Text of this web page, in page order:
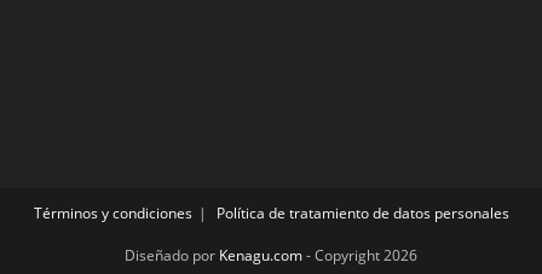
Términos y condiciones Política de tratamiento de datos personales
Diseñado por Kenagu.com- Copyright 2026